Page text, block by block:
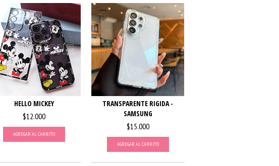
HELLO MICKEY
$12.000
AGREGAR AL CARRITO
TRANSPARENTE RIGIDA -
SAMSUNG
$15.000
AGREGAR AL CARRITO